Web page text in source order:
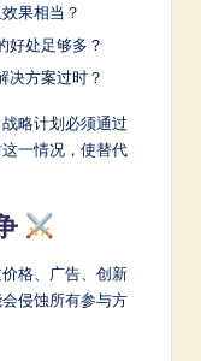
果相当？
好处足够多？
决方案过时？
略计划必须通过
一情况，使替代
格、广告、创新
侵蚀所有参与方